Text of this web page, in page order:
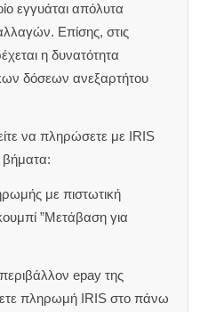
εγγυάται απόλυτα
Επίσης, στις
η δυνατότητα
δόσεων ανεξαρτήτου
να πληρώσετε με IRIS
βήματα:
με πιστωτική
”Μετάβαση για
epay της
πληρωμή IRIS στο πάνω